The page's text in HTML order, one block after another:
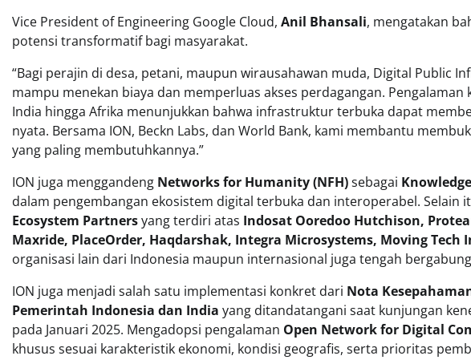
Vice President of Engineering Google Cloud, Anil Bhansali, mengatakan
potensi transformatif bagi masyarakat.
“Bagi perajin di desa, petani, maupun wirausahawan muda, Digital Public
mampu menekan biaya dan memperluas akses perdagangan.
India hingga Afrika menunjukkan bahwa infrastruktur terbuka dapat
nyata. Bersama ION, Beckn Labs, dan World Bank, kami membantu
yang paling membutuhkannya.”
ION juga menggandeng Networks for Humanity (NFH)sebagai
dalam pengembangan ekosistem digital terbuka dan interoperabel. Selain
Ecosystem Partnersyang terdiri atas Indosat Ooredoo Hutchison,
Maxride, PlaceOrder, Haqdarshak, Integra Microsystems, Moving
organisasi lain dari Indonesia maupun internasional juga tengah
ION juga menjadi salah satu implementasi konkret dari Nota
Pemerintah Indonesia dan India yang ditandatangani saat kunjungan
pada Januari 2025. Mengadopsi pengalaman Open Network for Digital
khusus sesuai karakteristik ekonomi, kondisi geografis, serta prioritas